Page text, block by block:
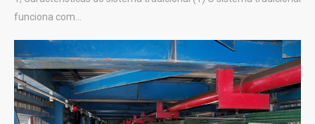
funciona com...